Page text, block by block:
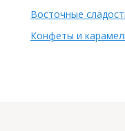
Восточные
Конфеты и